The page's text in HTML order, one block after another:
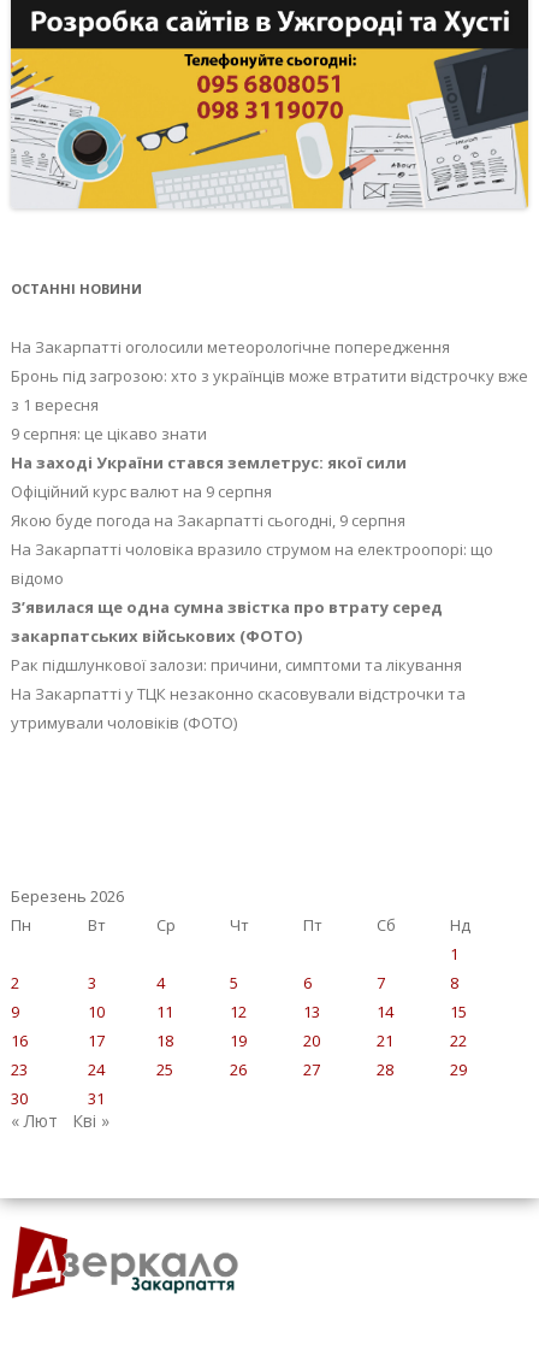
ОСТАННІ НОВИНИ
На Закарпатті оголосили метеорологічне попередження
Бронь під загрозою: хто з українців може втратити відстрочку вже
з 1 вересня
9 серпня: це цікаво знати
На заході України стався землетрус: якої сили
Офіційний курс валют на 9 серпня
Якою буде погода на Закарпатті сьогодні, 9 серпня
На Закарпатті чоловіка вразило струмом на електроопорі: що
відомо
З’явилася ще одна сумна звістка про втрату серед
закарпатських військових (ФОТО)
Рак підшлункової залози: причини, симптоми та лікування
На Закарпатті у ТЦК незаконно скасовували відстрочки та
утримували чоловіків (ФОТО)
Березень 2026
Пн
Вт Ср Чт Пт Сб
Нд
1
2
3 4 5 6 7
8
9
10 11 12 13 14
15
16
17 18 19 20 21
22
23
24 25 26 27 28
29
30
31
« Лют Кві »